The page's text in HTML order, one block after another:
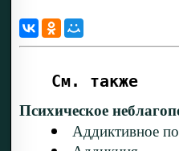
См. также
Психическое
Аддиктивное